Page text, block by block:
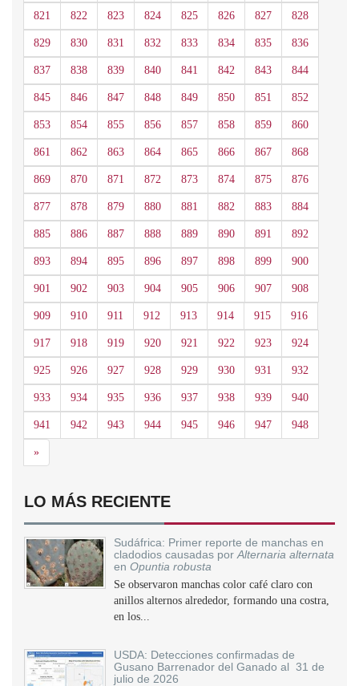
821 822 823 824 825 826 827 828
829 830 831 832 833 834 835 836
837 838 839 840 841 842 843 844
845 846 847 848 849 850 851 852
853 854 855 856 857 858 859 860
861 862 863 864 865 866 867 868
869 870 871 872 873 874 875 876
877 878 879 880 881 882 883 884
885 886 887 888 889 890 891 892
893 894 895 896 897 898 899 900
901 902 903 904 905 906 907 908
909 910 911 912 913 914 915 916
917 918 919 920 921 922 923 924
925 926 927 928 929 930 931 932
933 934 935 936 937 938 939 940
941 942 943 944 945 946 947 948
»Siguiente
LO MÁS RECIENTE
Sudáfrica: Primer reporte de manchas en
cladodios causadas por Alternaria alternata
en Opuntia robusta
Se observaron manchas color café claro con
anillos alternos alrededor, formando una costra,
en los...
USDA: Detecciones confirmadas de
Gusano Barrenador del Ganado al 31 de
julio de 2026